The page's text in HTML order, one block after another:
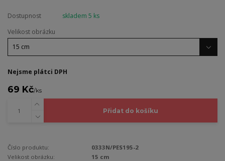
Dostupnost
skladem 5 ks
Velikost obrázku
Nejsme plátci DPH
69 Kč/ks
Přidat do košíku
Číslo produktu:
0333N/PES195-2
Velikost obrázku:
15 cm